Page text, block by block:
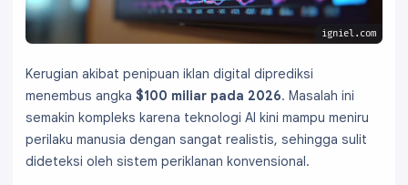
igniel.com
Kerugian akibat penipuan iklan digital diprediksi
menembus angka $100 miliar pada 2026. Masalah ini
semakin kompleks karena teknologi AI kini mampu meniru
perilaku manusia dengan sangat realistis, sehingga sulit
dideteksi oleh sistem periklanan konvensional.